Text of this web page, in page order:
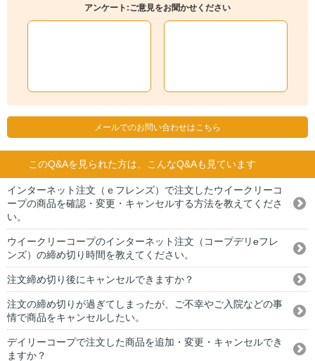
アンケート:ご意見をお聞かせください
メールでのお問い合わせはこちら
このQ&Aを見られた方は、こんなQ&Aも見ています
インターネット注文（ｅフレンズ）で注文したウイークリーコ
ープの商品を確認・変更・キャンセルする方法を教えてくださ
い。
ウイークリーコープのインターネット注文（コープデリeフレ
ンズ）の締め切り時間を教えてください。
注文締め切り後にキャンセルできますか？
注文の締め切りが過ぎてしまったが、ご不幸やご入院などの事
情で商品をキャンセルしたい。
デイリーコープで注文した商品を追加・変更・キャンセルでき
ますか？